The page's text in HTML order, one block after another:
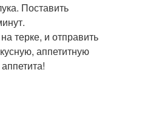
Поставить
терке, и отправить
аппетитную